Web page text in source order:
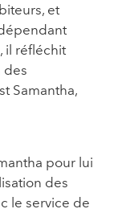
et
il réfléchit
des
Samantha,
pour lui
des
le service de